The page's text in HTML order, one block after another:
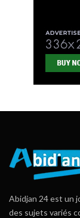
Abidjan 24 est un
des sujets variés